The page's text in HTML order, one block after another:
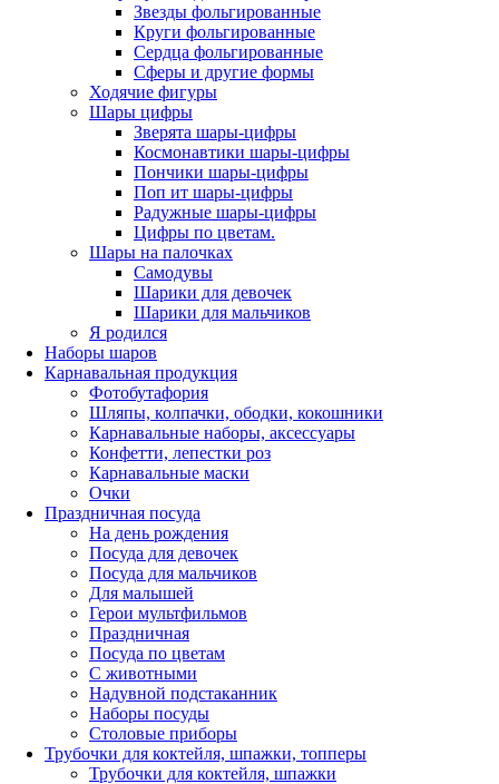
Звезды фольгированные
Круги фольгированные
Сердца фольгированные
Сферы и другие формы
Ходячие фигуры
Шары цифры
Зверята шары-цифры
Космонавтики шары-цифры
Пончики шары-цифры
Поп ит шары-цифры
Радужные шары-цифры
Цифры по цветам.
Шары на палочках
Самодувы
Шарики для девочек
Шарики для мальчиков
Я родился
Наборы шаров
Карнавальная продукция
Фотобутафория
Шляпы, колпачки, ободки, кокошники
Карнавальные наборы, аксессуары
Конфетти, лепестки роз
Карнавальные маски
Очки
Праздничная посуда
На день рождения
Посуда для девочек
Посуда для мальчиков
Для малышей
Герои мультфильмов
Праздничная
Посуда по цветам
С животными
Надувной подстаканник
Наборы посуды
Столовые приборы
Трубочки для коктейля, шпажки, топперы
Трубочки для коктейля, шпажки